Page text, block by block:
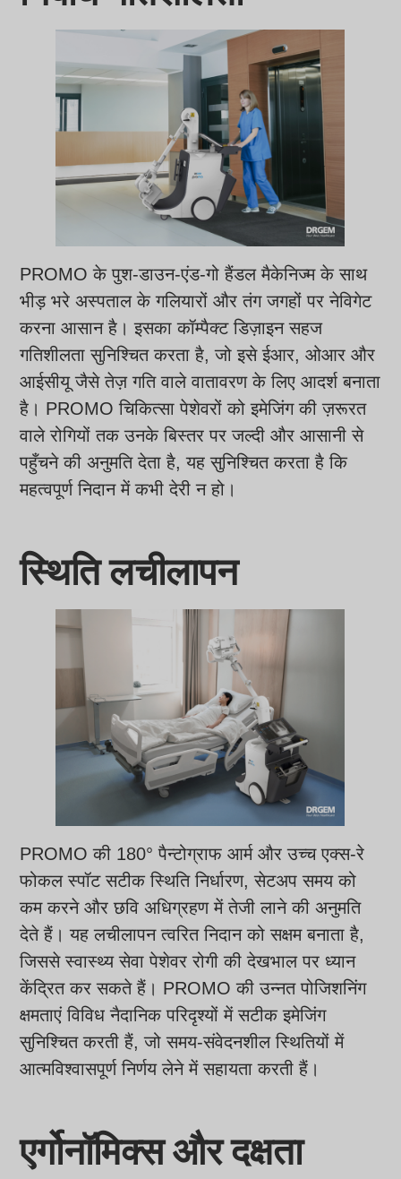
PROMO के पुश-डाउन-एंड-गो हैंडल मैकेनिज्म के साथ
भीड़ भरे अस्पताल के गलियारों और तंग जगहों पर नेविगेट
करना आसान है। इसका कॉम्पैक्ट डिज़ाइन सहज
गतिशीलता सुनिश्चित करता है, जो इसे ईआर, ओआर और
आईसीयू जैसे तेज़ गति वाले वातावरण के लिए आदर्श बनाता
है। PROMO चिकित्सा पेशेवरों को इमेजिंग की ज़रूरत
वाले रोगियों तक उनके बिस्तर पर जल्दी और आसानी से
पहुँचने की अनुमति देता है, यह सुनिश्चित करता है कि
महत्वपूर्ण निदान में कभी देरी न हो।
स्थिति लचीलापन
PROMO की 180° पैन्टोग्राफ आर्म और उच्च एक्स-रे
फोकल स्पॉट सटीक स्थिति निर्धारण, सेटअप समय को
कम करने और छवि अधिग्रहण में तेजी लाने की अनुमति
देते हैं। यह लचीलापन त्वरित निदान को सक्षम बनाता है,
जिससे स्वास्थ्य सेवा पेशेवर रोगी की देखभाल पर ध्यान
केंद्रित कर सकते हैं। PROMO की उन्नत पोजिशनिंग
क्षमताएं विविध नैदानिक परिदृश्यों में सटीक इमेजिंग
सुनिश्चित करती हैं, जो समय-संवेदनशील स्थितियों में
आत्मविश्वासपूर्ण निर्णय लेने में सहायता करती हैं।
एर्गोनॉमिक्स और दक्षता